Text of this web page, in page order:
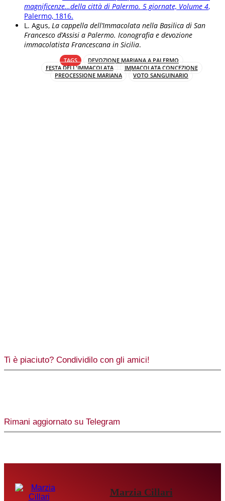
magnificenze…della città di Palermo. 5 giornate, Volume 4,
Palermo, 1816.
L. Agus, La cappella dell’Immacolata nella Basilica di San
Francesco d’Assisi a Palermo. Iconografia e devozione
immacolatista Francescana in Sicilia.
TAGS
DEVOZIONE MARIANA A PALERMO
FESTA DELL'IMMACOLATA
IMMACOLATA CONCEZIONE
PREOCESSIONE MARIANA
VOTO SANGUINARIO
Ti è piaciuto? Condividilo con gli amici!
Rimani aggiornato su Telegram
Marzia Cillari